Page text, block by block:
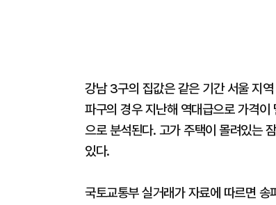
강남 3구의 집값은 같은 기간 서울 지
파구의 경우 지난해 역대급으로 가격
으로 분석된다. 고가 주택이 몰려있는
있다.
국토교통부 실거래가 자료에 따르면